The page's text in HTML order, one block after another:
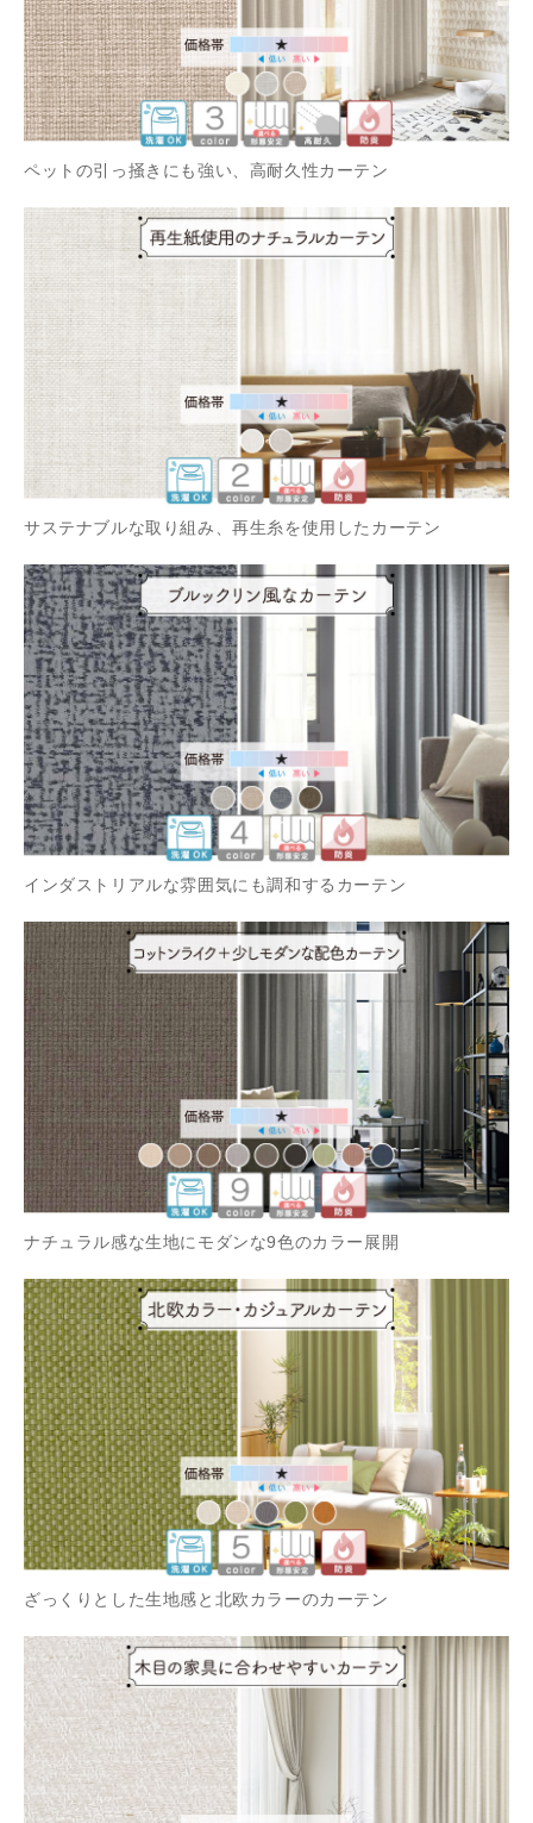
ペットの引っ掻きにも強い、高耐久性カーテン
サステナブルな取り組み、再生糸を使用したカーテン
インダストリアルな雰囲気にも調和するカーテン
ナチュラル感な生地にモダンな9色のカラー展開
ざっくりとした生地感と北欧カラーのカーテン